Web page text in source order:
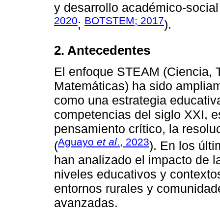
y desarrollo académico-
2020; BOTSTEM; 2017).
2. Antecedentes
El enfoque STEAM (Ciencia,
Matemáticas) ha sido
como una estrategia
competencias del siglo XXI,
pensamiento crítico, la
(Aguayo et al ., 2023). En los
han analizado el impacto de
niveles educativos y
entornos rurales y
avanzadas.